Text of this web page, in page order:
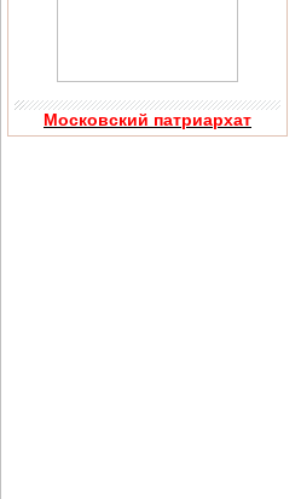
Московский патриархат